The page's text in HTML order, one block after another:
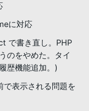
に対応
で書き直し。PHP
のをやめた。タイ
歴機能追加。)
で表示される問題を